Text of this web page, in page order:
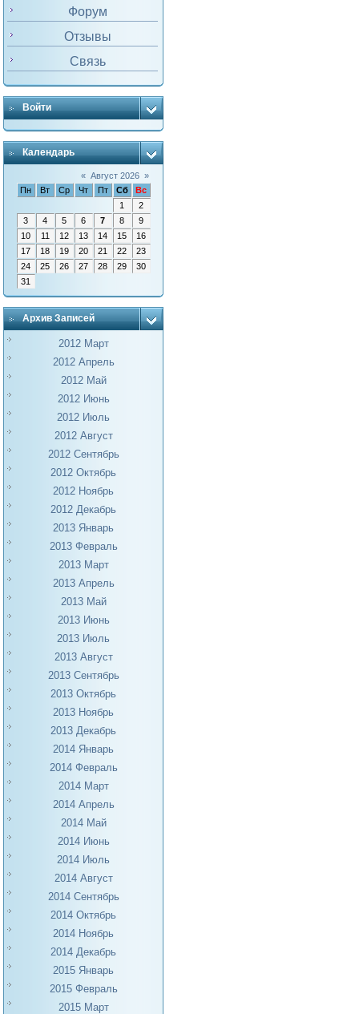
Форум
Отзывы
Связь
Войти
Календарь
« Август 2026 »
Пн
Вт Ср Чт Пт Сб
Вс
1
2
3
4 5 6 7 8
9
10
11 12 13 14 15
16
17
18 19 20 21 22
23
24
25 26 27 28 29
30
31
Архив Записей
2012 Март
2012 Апрель
2012 Май
2012 Июнь
2012 Июль
2012 Август
2012 Сентябрь
2012 Октябрь
2012 Ноябрь
2012 Декабрь
2013 Январь
2013 Февраль
2013 Март
2013 Апрель
2013 Май
2013 Июнь
2013 Июль
2013 Август
2013 Сентябрь
2013 Октябрь
2013 Ноябрь
2013 Декабрь
2014 Январь
2014 Февраль
2014 Март
2014 Апрель
2014 Май
2014 Июнь
2014 Июль
2014 Август
2014 Сентябрь
2014 Октябрь
2014 Ноябрь
2014 Декабрь
2015 Январь
2015 Февраль
2015 Март